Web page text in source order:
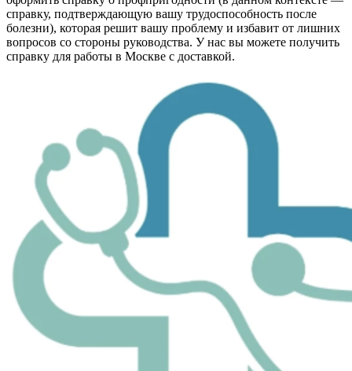
справку, подтверждающую вашу трудоспособность после
болезни), которая решит вашу проблему и избавит от лишних
вопросов со стороны руководства. У нас вы можете получить
справку для работы в Москве с доставкой.